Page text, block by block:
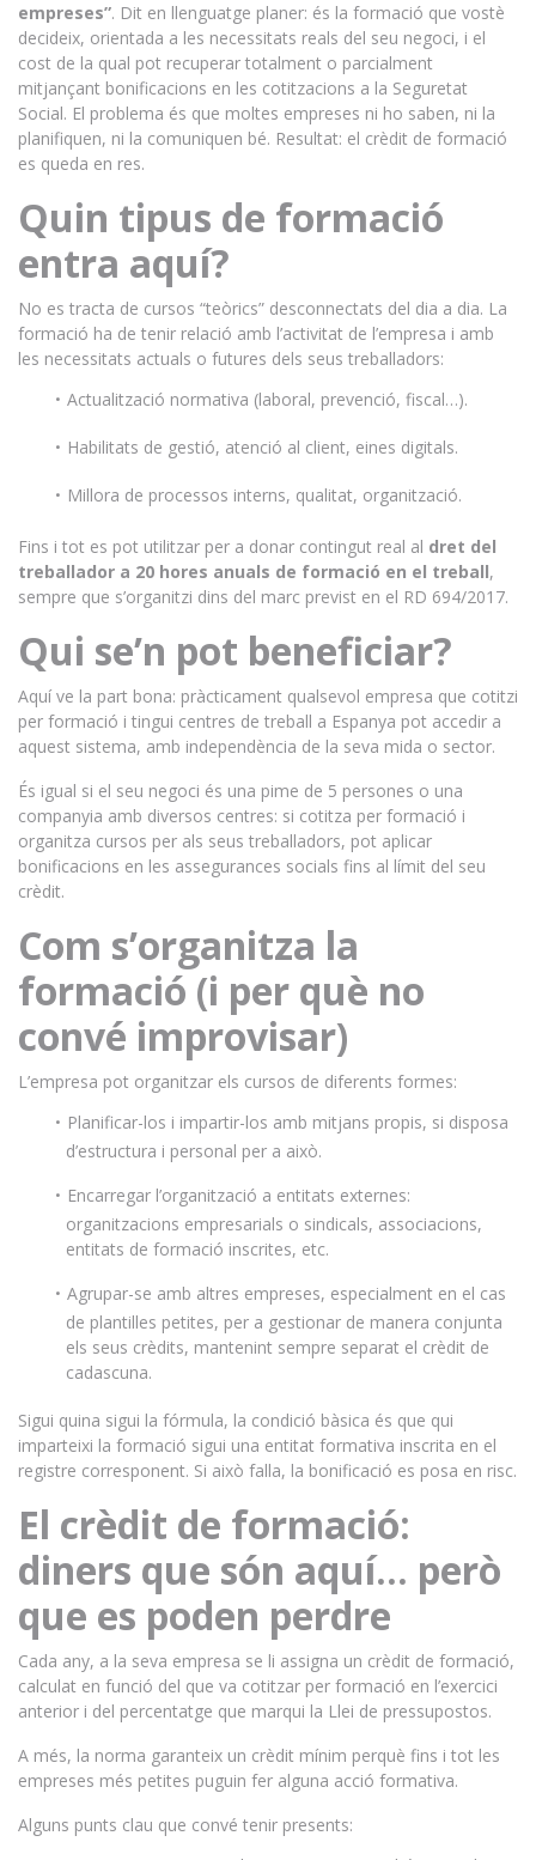
empreses”. Dit en llenguatge planer: és la formació que vostè
decideix, orientada a les necessitats reals del seu negoci, i el
cost de la qual pot recuperar totalment o parcialment
mitjançant bonificacions en les cotitzacions a la Seguretat
Social. El problema és que moltes empreses ni ho saben, ni la
planifiquen, ni la comuniquen bé. Resultat: el crèdit de formació
es queda en res.
Quin tipus de formació
entra aquí?
No es tracta de cursos “teòrics” desconnectats del dia a dia. La
formació ha de tenir relació amb l’activitat de l’empresa i amb
les necessitats actuals o futures dels seus treballadors:
Actualització normativa (laboral, prevenció, fiscal…).
Habilitats de gestió, atenció al client, eines digitals.
Millora de processos interns, qualitat, organització.
Fins i tot es pot utilitzar per a donar contingut real al dret del
treballador a 20 hores anuals de formació en el treball,
sempre que s’organitzi dins del marc previst en el RD 694/2017.
Qui se’n pot beneficiar?
Aquí ve la part bona: pràcticament qualsevol empresa que cotitzi
per formació i tingui centres de treball a Espanya pot accedir a
aquest sistema, amb independència de la seva mida o sector.
És igual si el seu negoci és una pime de 5 persones o una
companyia amb diversos centres: si cotitza per formació i
organitza cursos per als seus treballadors, pot aplicar
bonificacions en les assegurances socials fins al límit del seu
crèdit.
Com s’organitza la
formació (i per què no
convé improvisar)
L’empresa pot organitzar els cursos de diferents formes:
Planificar-los i impartir-los amb mitjans propis, si disposa
d’estructura i personal per a això.
Encarregar l’organització a entitats externes:
organitzacions empresarials o sindicals, associacions,
entitats de formació inscrites, etc.
Agrupar-se amb altres empreses, especialment en el cas
de plantilles petites, per a gestionar de manera conjunta
els seus crèdits, mantenint sempre separat el crèdit de
cadascuna.
Sigui quina sigui la fórmula, la condició bàsica és que qui
imparteixi la formació sigui una entitat formativa inscrita en el
registre corresponent. Si això falla, la bonificació es posa en risc.
El crèdit de formació:
diners que són aquí… però
que es poden perdre
Cada any, a la seva empresa se li assigna un crèdit de formació,
calculat en funció del que va cotitzar per formació en l’exercici
anterior i del percentatge que marqui la Llei de pressupostos.
A més, la norma garanteix un crèdit mínim perquè fins i tot les
empreses més petites puguin fer alguna acció formativa.
Alguns punts clau que convé tenir presents: